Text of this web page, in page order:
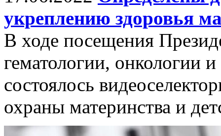
укреплению здоровья
В ходе посещения
гематологии, онкологии
состоялось
охраны материнства и